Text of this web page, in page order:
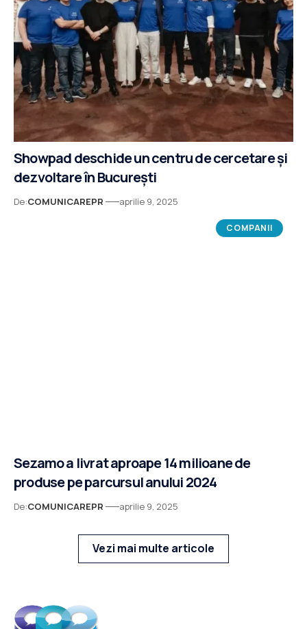
Showpad deschide un centru de cercetare și
dezvoltare în București
De:COMUNICAREPR aprilie 9, 2025
COMPANII
Sezamo a livrat aproape 14 milioane de
produse pe parcursul anului 2024
De:COMUNICAREPR aprilie 9, 2025
Vezi mai multe articole